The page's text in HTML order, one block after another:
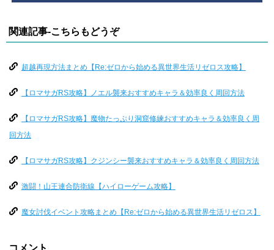
関連記事-こちらもどうぞ
超越再現方法まとめ【Re:ゼロから始める異世界生活リゼロス攻略】
【ロマサガRS攻略】ノエル襲来おすすめキャラ＆効率良く周回方法
【ロマサガRS攻略】魔物たっぷり洞窟修練おすすめキャラ＆効率良く周
回方法
【ロマサガRS攻略】クジンシー襲来おすすめキャラ＆効率良く周回方法
激闘！山王連合防衛線【ハイローゲーム攻略】
魔女討伐イベント攻略まとめ【Re:ゼロから始める異世界生活リゼロス】
コメント